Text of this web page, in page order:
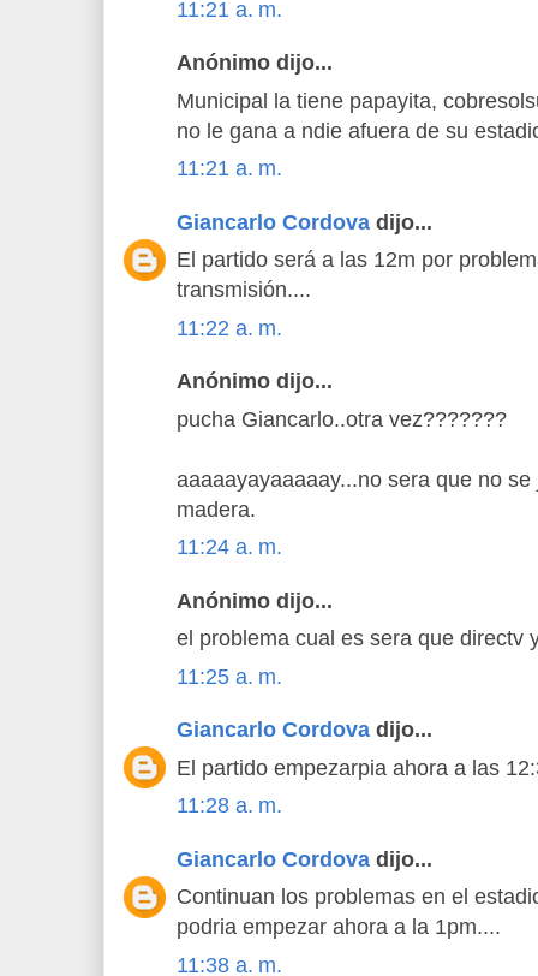
11:21 a. m.
Anónimo dijo...
Municipal la tiene papayita,
no le gana a ndie afuera de su
11:21 a. m.
Giancarlo Cordova dijo...
El partido será a las 12m por
transmisión....
11:22 a. m.
Anónimo dijo...
pucha Giancarlo..otra vez???????
aaaaayayaaaaay...no sera que no
madera.
11:24 a. m.
Anónimo dijo...
el problema cual es sera que directv
11:25 a. m.
Giancarlo Cordova dijo...
El partido empezarpia ahora a las
11:28 a. m.
Giancarlo Cordova dijo...
Continuan los problemas en el
podria empezar ahora a la 1pm....
11:38 a. m.